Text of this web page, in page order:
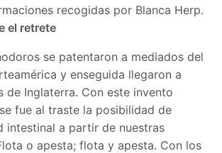
recogidas por Blanca Herp.
el retrete
se patentaron a mediados del
y enseguida llegaron a
de Inglaterra. Con este invento
fue al traste la posibilidad de
intestinal a partir de nuestras
o apesta; flota y apesta. Con los